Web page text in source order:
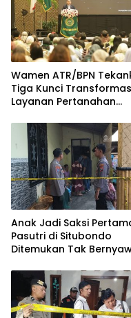
Wamen ATR/BPN
Tiga Kunci
Layanan Pertanahan
IPPAT
Anak Jadi Saksi
Pasutri di Situbondo
Ditemukan Tak